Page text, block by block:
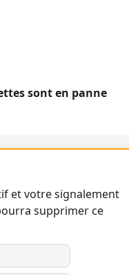
sont en panne
et votre signalement
supprimer ce